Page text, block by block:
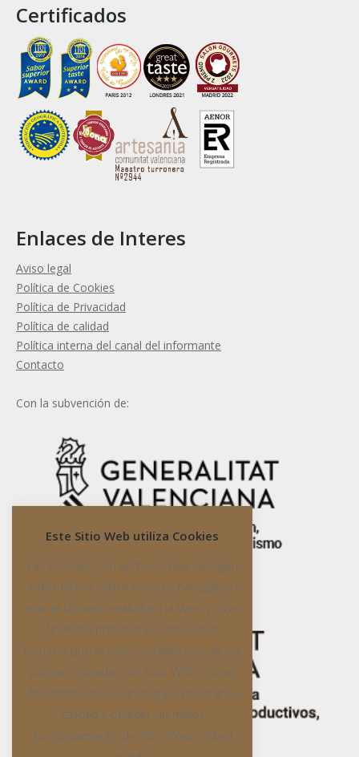
Certificados
Enlaces de Interes
Aviso legal
Política de Cookies
Política de Privacidad
Política de calidad
Política interna del canal del informante
Contacto
Con la subvención de:
Este Sitio Web utiliza Cookies
Las Cookies son archivos que recogen
información sobre el uso y navegación
que el Usuario realiza en la Web y cuya
finalidad principal es conocer al
Usuario que accede, estadísticas de las
páginas visitadas del Sitio Web y otras
finalidades necesarias para mejorar la
calidad y ofrecer un mejor
funcionamiento del Sitio Web. Usted